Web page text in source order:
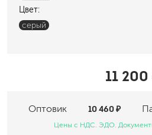
Цвет:
серый
11 200
Оптовик 10 460 ₽
Цены с НДС. ЭДО. Документы